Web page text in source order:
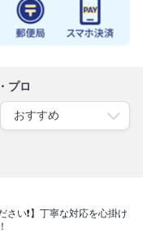
プロ
さい❗️】丁寧な対応を心掛け